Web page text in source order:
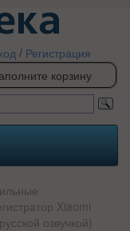
/ Регистрация
корзину
Xiaomi
озвучкой)